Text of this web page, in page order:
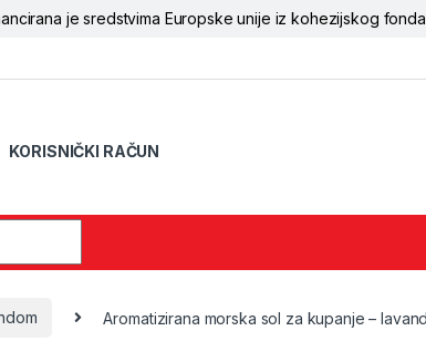
je sredstvima Europske unije iz kohezijskog
KORISNIČKI RAČUN
Aromatizirana morska sol za kupanje –